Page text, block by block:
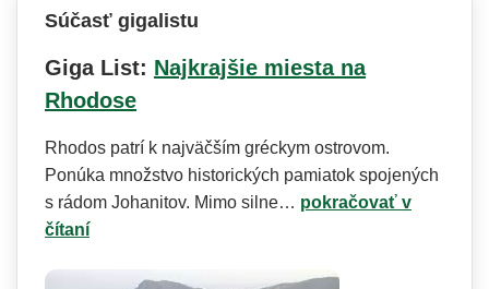
Súčasť gigalistu
Giga List: Najkrajšie miesta na
Rhodose
Rhodos patrí k najväčším gréckym ostrovom.
Ponúka množstvo historických pamiatok spojených
s rádom Johanitov. Mimo silne… pokračovať v
čítaní